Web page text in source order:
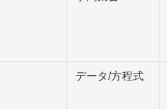
データ/方程式